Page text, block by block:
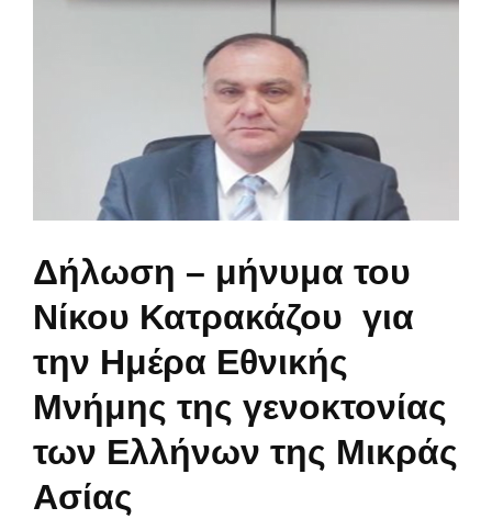
Δήλωση – μήνυμα του
Νίκου Κατρακάζου για
την Ημέρα Εθνικής
Μνήμης της γενοκτονίας
των Ελλήνων της Μικράς
Ασίας